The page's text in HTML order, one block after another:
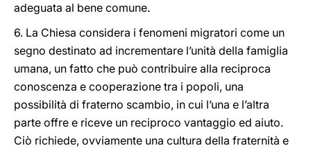
adeguata al bene comune.
6. La Chiesa considera i fenomeni migratori come un
segno destinato ad incrementare l’unità della famiglia
umana, un fatto che può contribuire alla reciproca
conoscenza e cooperazione tra i popoli, una
possibilità di fraterno scambio, in cui l’una e l’altra
parte offre e riceve un reciproco vantaggio ed aiuto.
Ciò richiede, ovviamente una cultura della fraternità e